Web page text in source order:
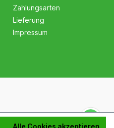
Zahlungsarten
Lieferung
Impressum
Alle Cookies akzeptieren